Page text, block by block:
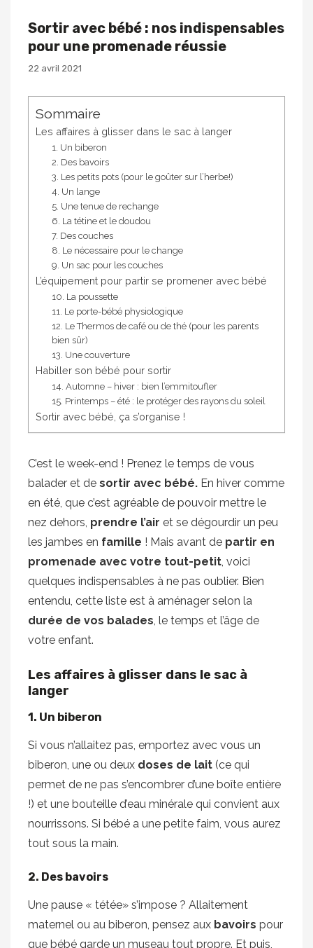
Sortir avec bébé : nos indispensables
pour une promenade réussie
22 avril 2021
Sommaire
Les affaires à glisser dans le sac à langer
1. Un biberon
2. Des bavoirs
3. Les petits pots (pour le goûter sur l’herbe!)
4. Un lange
5. Une tenue de rechange
6. La tétine et le doudou
7. Des couches
8. Le nécessaire pour le change
9. Un sac pour les couches
L’équipement pour partir se promener avec bébé
10. La poussette
11. Le porte-bébé physiologique
12. Le Thermos de café ou de thé (pour les parents
bien sûr)
13. Une couverture
Habiller son bébé pour sortir
14. Automne – hiver : bien l’emmitoufler
15. Printemps – été : le protéger des rayons du soleil
Sortir avec bébé, ça s’organise !
C’est le week-end ! Prenez le temps de vous
balader et de sortir avec bébé. En hiver comme
en été, que c’est agréable de pouvoir mettre le
nez dehors, prendre l’air et se dégourdir un peu
les jambes en famille ! Mais avant de partir en
promenade avec votre tout-petit, voici
quelques indispensables à ne pas oublier. Bien
entendu, cette liste est à aménager selon la
durée de vos balades, le temps et l’âge de
votre enfant.
Les affaires à glisser dans le sac à
langer
1. Un biberon
Si vous n’allaitez pas, emportez avec vous un
biberon, une ou deux doses de lait (ce qui
permet de ne pas s’encombrer d’une boîte entière
!) et une bouteille d’eau minérale qui convient aux
nourrissons. Si bébé a une petite faim, vous aurez
tout sous la main.
2. Des bavoirs
Une pause « tétée» s’impose ? Allaitement
maternel ou au biberon, pensez aux bavoirs pour
que bébé garde un museau tout propre. Et puis,